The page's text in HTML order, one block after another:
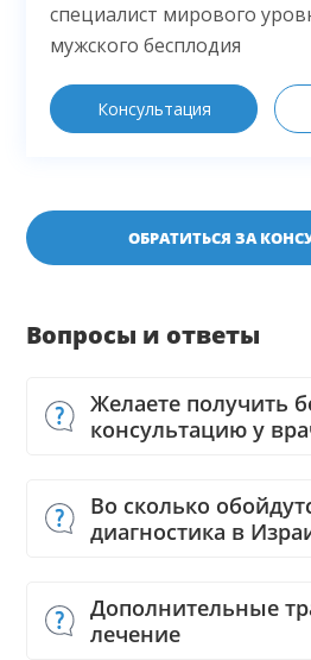
специалист мирового
мужского бесплодия
Консультация
ОБРАТИТЬСЯ ЗА
Вопросы и ответы
Желаете получить
консультацию у
Во сколько
диагностика в
Дополнительные
лечение